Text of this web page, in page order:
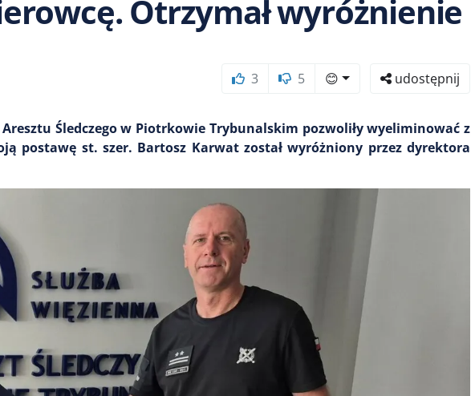
Otrzymał wyróżnienie
3 5 😊 udostępnij
Śledczego w Piotrkowie Trybunalskim pozwoliły wyeliminować z
postawę st. szer. Bartosz Karwat został wyróżniony przez dyrektora